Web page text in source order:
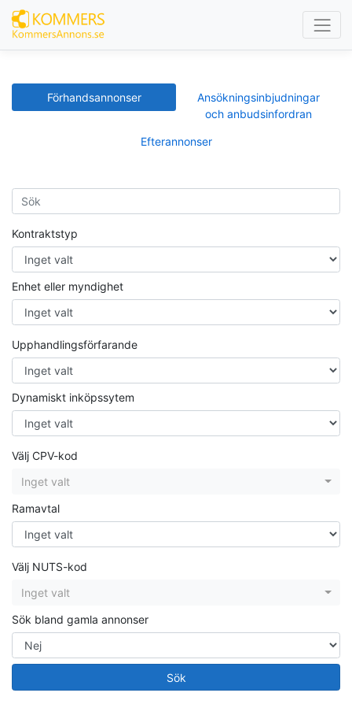
Förhandsannonser
Ansökningsinbjudningar
och anbudsinfordran
Efterannonser
Kontraktstyp
Enhet eller myndighet
Upphandlingsförfarande
Dynamiskt inköpssytem
Välj CPV-kod
Inget valt
Ramavtal
Välj NUTS-kod
Inget valt
Sök bland gamla annonser